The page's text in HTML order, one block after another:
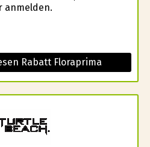
anmelden.
Rabatt Floraprima